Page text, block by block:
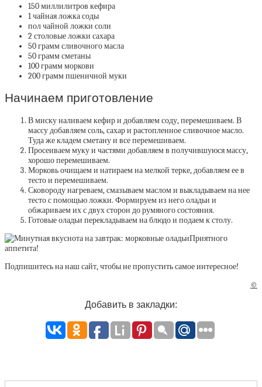
150 миллилитров кефира
1 чайная ложка соды
пол чайной ложки соли
2 столовые ложки сахара
50 грамм сливочного масла
50 грамм сметаны
100 грамм моркови
200 грамм пшеничной муки
Начинаем приготовление
В миску наливаем кефир и добавляем соду, перемешиваем. В
массу добавляем соль, сахар и растопленное сливочное масло.
Туда же кладем сметану и все перемешиваем.
Просеиваем муку и частями добавляем в получившуюся массу,
хорошо перемешиваем.
Морковь очищаем и натираем на мелкой терке, добавляем ее в
тесто и перемешиваем.
Сковороду нагреваем, смазываем маслом и выкладываем на нее
тесто с помощью ложки. Формируем из него оладьи и
обжариваем их с двух сторон до румяного состояния.
Готовые оладьи перекладываем на блюдо и подаем к столу.
Приятного
аппетита!
Подпишитесь на наш сайт, чтобы не пропустить самое интересное!
©
Добавить в закладки: